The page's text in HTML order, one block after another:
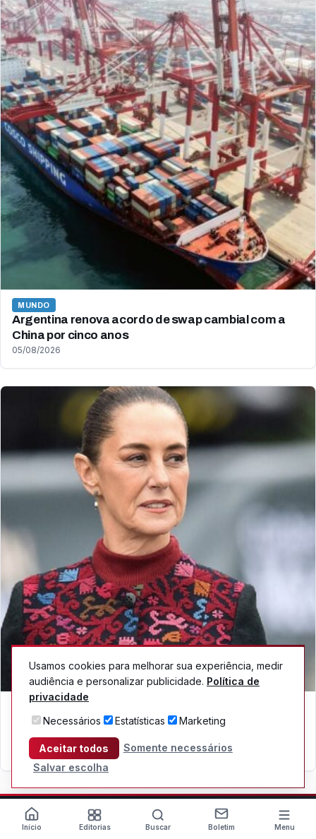
MUNDO
Argentina renova acordo de swap cambial com a
China por cinco anos
05/08/2026
Sheinbaum pede que México seja incluído na visita
do papa à América Latina
05/08/2026
Início Editorias Buscar Boletim Menu
Usamos cookies para melhorar sua experiência, medir
audiência e personalizar publicidade. Política de
privacidade
Necessários
Estatísticas Marketing
Aceitar todos
Somente necessários
Salvar escolha